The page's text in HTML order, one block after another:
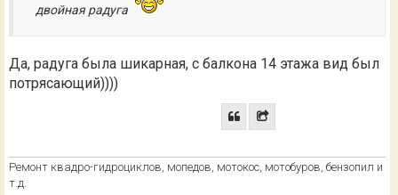
двойная радуга
Да, радуга была шикарная, с балкона 14 этажа вид был
потрясающий))))
Ремонт квадро-гидроциклов, мопедов, мотокос, мотобуров, бензопил и
т.д.